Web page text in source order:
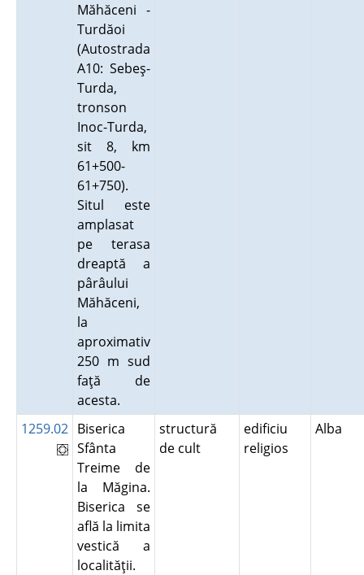
Măhăceni -
Turdăoi
(Autostrada
A10: Sebeş-
Turda,
tronson
Inoc-Turda,
sit 8, km
61+500-
61+750).
Situl este
amplasat
pe terasa
dreaptă a
pârâului
Măhăceni,
la
aproximativ
250 m sud
faţă de
acesta.
1259.02 Biserica
Sfânta
Treime de
la Măgina.
Biserica se
află la limita
vestică a
localităţii.
structură
de cult
edificiu
religios
Alba